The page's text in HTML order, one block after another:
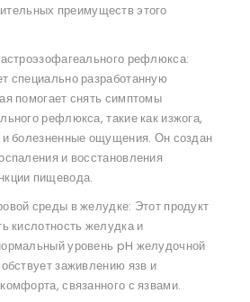
преимуществ этого
рефлюкса:
специально разработанную
помогает снять симптомы
рефлюкса, такие как изжога,
и болезненные ощущения. Он создан
и восстановления
пищевода.
среды в желудке: Этот продукт
кислотность желудка и
уровень pH желудочной
заживлению язв и
связанного с язвами.